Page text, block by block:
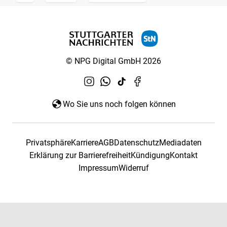
© NPG Digital GmbH 2026
Wo Sie uns noch folgen können
PrivatsphäreKarriereAGBDatenschutzMediadaten
Erklärung zur BarrierefreiheitKündigungKontakt
ImpressumWiderruf